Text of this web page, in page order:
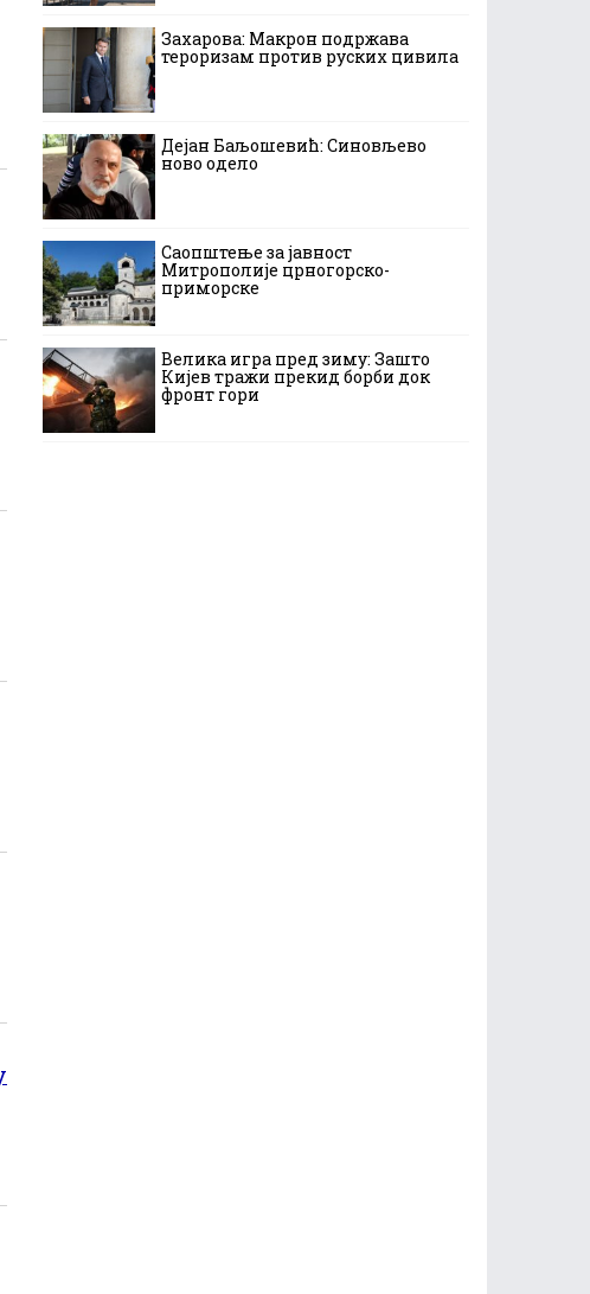
Захарова: Макрон подржава
тероризам против руских цивила
Дејан Баљошевић: Синовљево
ново одело
Саопштење за јавност
Митрополије црногорско-
приморске
Велика игра пред зиму: Зашто
Кијев тражи прекид борби док
фронт гори